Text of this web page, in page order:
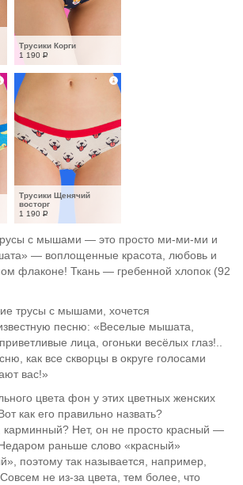
Трусики Корги
1 190 Р
Трусики Щенячий
восторг
1 190 Р
с мышами — это просто ми-ми-ми и
— воплощенные красота, любовь и
флаконе! Ткань — гребенной хлопок (92
трусы с мышами, хочется
песню: «Веселые мышата,
лица, огоньки весёлых глаз!..
как все скворцы в округе голосами
вас!»
цвета фон у этих цветных женских
как его правильно назвать?
Нет, он не просто красный —
раньше слово «красный»
поэтому так называется, например,
не из-за цвета, тем более, что